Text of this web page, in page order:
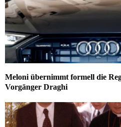
Meloni übernimmt formell die
Vorgänger Draghi